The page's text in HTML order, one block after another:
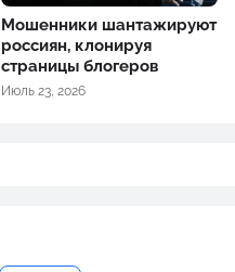
Мошенники шантажируют
россиян, клонируя
страницы блогеров
Июль 23, 2026